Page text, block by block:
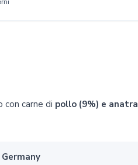
con carne di pollo (9%) e anatra